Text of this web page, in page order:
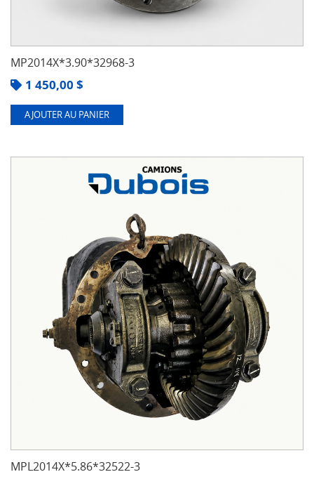
MP2014X*3.90*32968-3
1 450,00 $
AJOUTER AU PANIER
MPL2014X*5.86*32522-3